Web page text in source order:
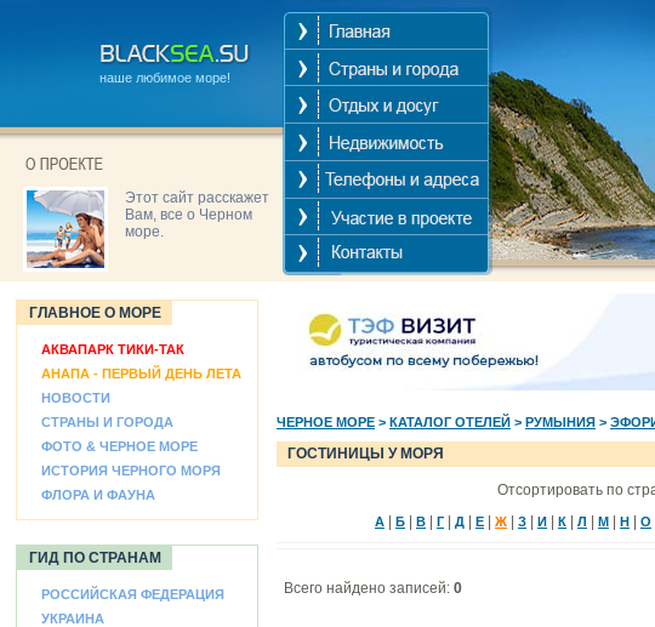
наше любимое море!
Этот сайт расскажет
Вам, все о Черном
море.
ГЛАВНОЕ О МОРЕ
АКВАПАРК ТИКИ-ТАК
АНАПА - ПЕРВЫЙ ДЕНЬ ЛЕТА
НОВОСТИ
СТРАНЫ И ГОРОДА
ФОТО & ЧЕРНОЕ МОРЕ
ИСТОРИЯ ЧЕРНОГО МОРЯ
ФЛОРА И ФАУНА
ГИД ПО СТРАНАМ
РОССИЙСКАЯ ФЕДЕРАЦИЯ
УКРАИНА
ЧЕРНОЕ МОРЕ > КАТАЛОГ ОТЕЛЕЙ > РУМЫНИЯ >
ГОСТИНИЦЫ У МОРЯ
Отсортировать по
А Б В Г Д Е Ж З И К Л М Н О
Всего найдено записей: 0